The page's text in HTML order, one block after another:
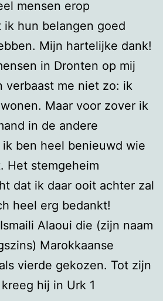
mensen erop
hun belangen goed
Mijn hartelijke dank!
in Dronten op mij
verbaast me niet zo: ik
Maar voor zover ik
in de andere
ben heel benieuwd wie
Het stemgeheim
dat ik daar ooit achter zal
heel erg bedankt!
Alaoui die (zijn naam
Marokkaanse
vierde gekozen. Tot zijn
hij in Urk 1